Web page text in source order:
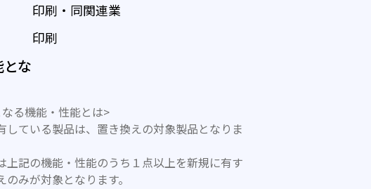
印刷・同関連業
印刷
な
る機能・性能とは>
している製品は、置き換えの対象製品となりま
記の機能・性能のうち１点以上を新規に有す
みが対象となります。